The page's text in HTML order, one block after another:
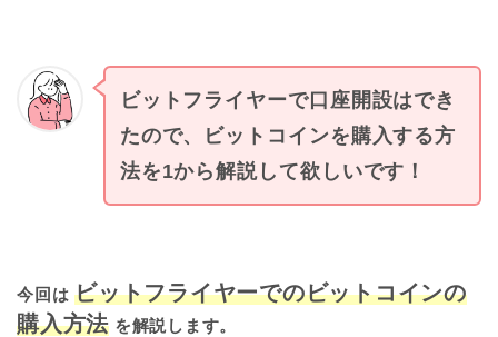
ビットフライヤーで口座開設はでき
たので、ビットコインを購入する方
法を1から解説して欲しいです！
今回はビットフライヤーでのビットコインの
購入方法 を解説します。